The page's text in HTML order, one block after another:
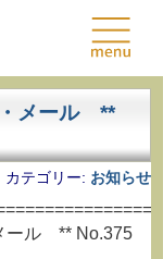
・メール **
テゴリー: お知らせ
ール ** No.375